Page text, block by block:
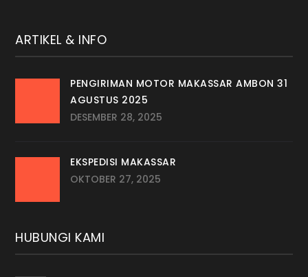
ARTIKEL & INFO
PENGIRIMAN MOTOR MAKASSAR AMBON 31
AGUSTUS 2025
DESEMBER 28, 2025
EKSPEDISI MAKASSAR
OKTOBER 27, 2025
HUBUNGI KAMI